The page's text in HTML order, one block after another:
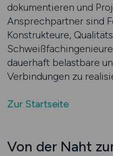
dokumentieren und
Ansprechpartner sind
Konstrukteure,
dauerhaft belastbare
Verbindungen zu
Zur Startseite
Von der Naht